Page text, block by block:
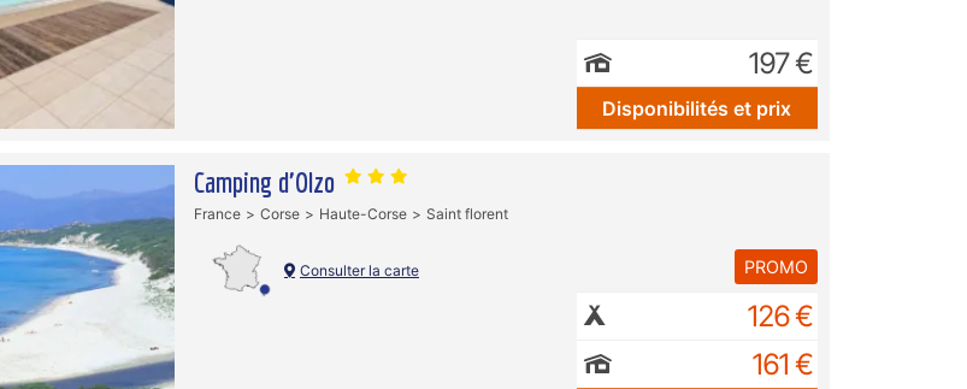
197 €
Disponibilités et prix
Camping d'Olzo
France Corse Haute-Corse Saint florent
Consulter la carte PROMO
126 €
161 €